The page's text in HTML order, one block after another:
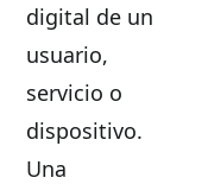
digital de un
usuario,
servicio o
dispositivo.
Una